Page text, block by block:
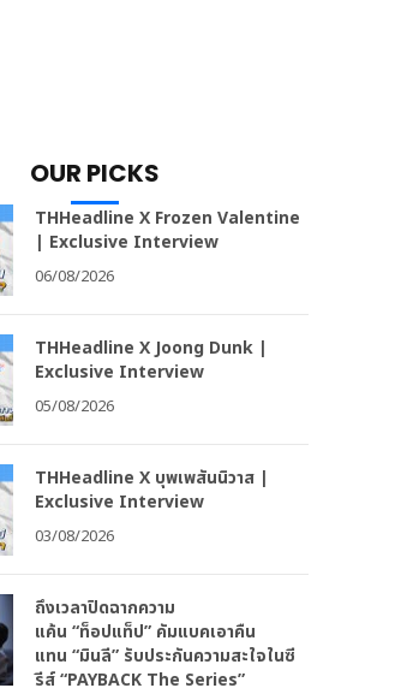
OUR PICKS
THHeadline X Frozen Valentine
| Exclusive Interview
06/08/2026
THHeadline X Joong Dunk |
Exclusive Interview
05/08/2026
THHeadline X บุพเพสันนิวาส |
Exclusive Interview
03/08/2026
ถึงเวลาปิดฉากความ
แค้น “ท็อปแท็ป” คัมแบคเอาคืน
แทน “มินลี” รับประกันความสะใจในซี
รีส์ “PAYBACK The Series”